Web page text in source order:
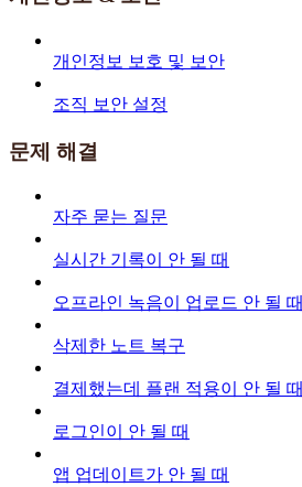
개인정보 보호 및 보안
조직 보안 설정
문제 해결
자주 묻는 질문
실시간 기록이 안 될 때
오프라인 녹음이 업로드 안 될 때
삭제한 노트 복구
결제했는데 플랜 적용이 안 될 때
로그인이 안 될 때
앱 업데이트가 안 될 때